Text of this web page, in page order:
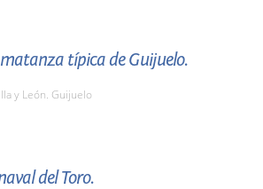
típica de Guijuelo.
y León. Guijuelo
del Toro.